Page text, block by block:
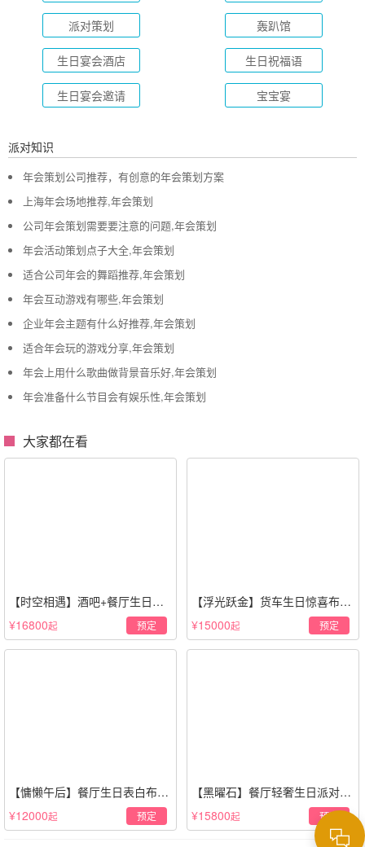
派对策划 轰趴馆
生日宴会酒店 生日祝福语
生日宴会邀请 宝宝宴
派对知识
年会策划公司推荐，有创意的年会策划方案
上海年会场地推荐,年会策划
公司年会策划需要要注意的问题,年会策划
年会活动策划点子大全,年会策划
适合公司年会的舞蹈推荐,年会策划
年会互动游戏有哪些,年会策划
企业年会主题有什么好推荐,年会策划
适合年会玩的游戏分享,年会策划
年会上用什么歌曲做背景音乐好,年会策划
年会准备什么节目会有娱乐性,年会策划
大家都在看
【时空相遇】酒吧+餐厅生日惊
喜策划·高级感蓝色系
¥16800起 预定
【浮光跃金】货车生日惊喜布置
·经典白色系
¥15000起 预定
【慵懒午后】餐厅生日表白布置
场景·轻奢白色系
¥12000起 预定
【黑曜石】餐厅轻奢生日派对策
划·黑金风格
¥15800起 预定